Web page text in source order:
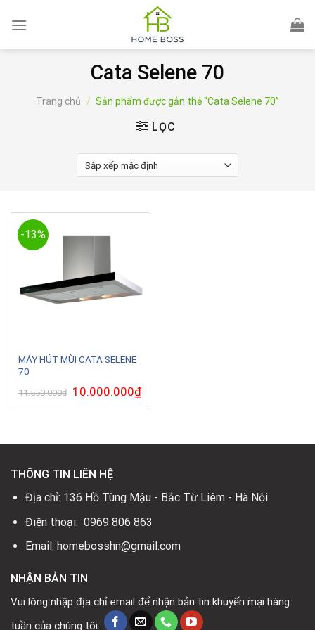
Cata Selene 70
Trang chủ / Sản phẩm được gắn thẻ “Cata Selene 70”
LỌC
-13%
MÁY HÚT MÙI CATA SELENE
70
11.550.000₫ Giá
gốc
là:
10.000.000₫Giá
hiện
tại
THÔNG TIN LIÊN HỆ
Địa chỉ: 136 Hồ Tùng Mậu - Bắc Từ Liêm - Hà Nội
Điện thoại: 0969 806 863
Email: homebosshn@gmail.com
NHẬN BẢN TIN
Vui lòng nhập địa chỉ email để nhận bản tin khuyến mại hàng
tuần của chúng tôi: